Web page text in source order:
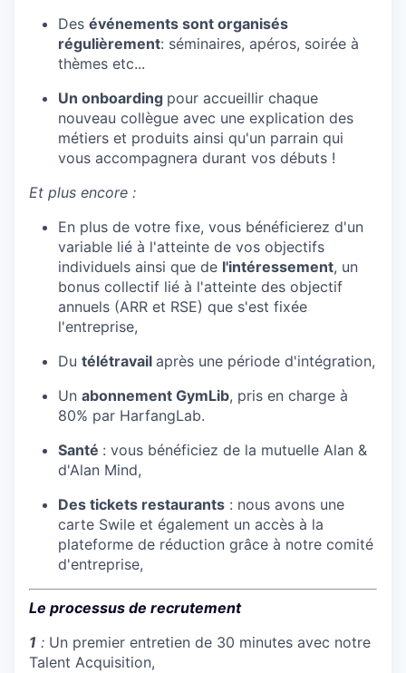
Des événements sont organisés
régulièrement: séminaires, apéros, soirée à
thèmes etc...
Un onboarding pour accueillir chaque
nouveau collègue avec une explication des
métiers et produits ainsi qu'un parrain qui
vous accompagnera durant vos débuts !
Et plus encore :
En plus de votre fixe, vous bénéficierez d'un
variable lié à l'atteinte de vos objectifs
individuels ainsi que de l'intéressement, un
bonus collectif lié à l'atteinte des objectif
annuels (ARR et RSE) que s'est fixée
l'entreprise,
Du télétravail après une période d'intégration,
Un abonnement GymLib, pris en charge à
80% par HarfangLab.
Santé : vous bénéficiez de la mutuelle Alan &
d'Alan Mind,
Des tickets restaurants : nous avons une
carte Swile et également un accès à la
plateforme de réduction grâce à notre comité
d'entreprise,
Le processus de recrutement
1 : Un premier entretien de 30 minutes avec notre
Talent Acquisition,